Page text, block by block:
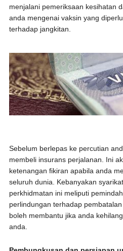
menjalani pemeriksaan kesihatan
anda mengenai vaksin yang
terhadap jangkitan.
Sebelum berlepas ke percutian
membeli insurans perjalanan. Ini
ketenangan fikiran apabila anda
seluruh dunia. Kebanyakan
perkhidmatan ini meliputi
perlindungan terhadap
boleh membantu jika anda
anda.